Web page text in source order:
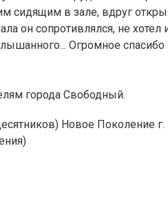
в зале, вдруг
сопротивлялся, не хотел
Огромное
города Свободный.
Новое Поколение